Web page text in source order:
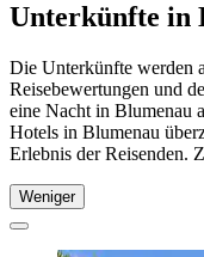
Unterkünfte in
Die Unterkünfte werden
Reisebewertungen und
eine Nacht in Blumenau
Hotels in Blumenau
Erlebnis der Reisenden.
Weniger